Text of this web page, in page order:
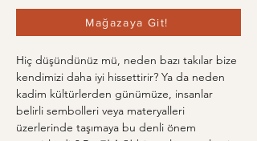
Mağazaya Git!
Hiç düşündünüz mü, neden bazı takılar bize
kendimizi daha iyi hissettirir? Ya da neden
kadim kültürlerden günümüze, insanlar
belirli sembolleri veya materyalleri
üzerlerinde taşımaya bu denli önem